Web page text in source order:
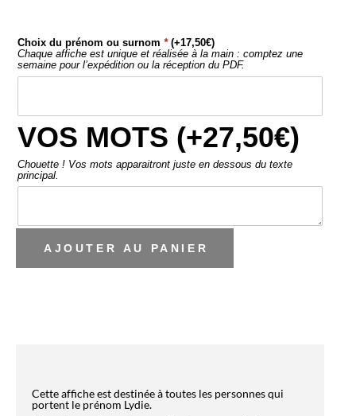
Choix du prénom ou surnom *(+17,50€)
Chaque affiche est unique et réalisée à la main : comptez une
semaine pour l’expédition ou la réception du PDF.
VOS MOTS (+27,50€)
Chouette ! Vos mots apparaitront juste en dessous du texte
principal.
AJOUTER AU PANIER
Cette affiche est destinée à toutes les personnes qui
portent le prénom Lydie.